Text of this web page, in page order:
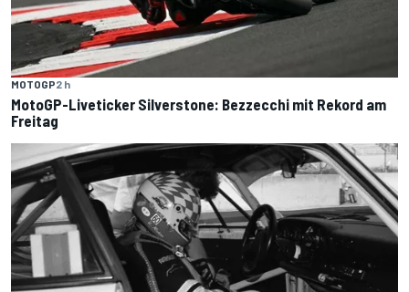
MOTOGP2 h
MotoGP-Liveticker Silverstone: Bezzecchi mit Rekord am
Freitag